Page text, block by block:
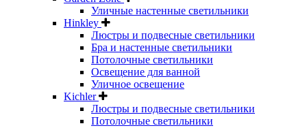
Уличные настенные светильники
Hinkley
Люстры и подвесные светильники
Бра и настенные светильники
Потолочные светильники
Освещение для ванной
Уличное освещение
Kichler
Люстры и подвесные светильники
Потолочные светильники